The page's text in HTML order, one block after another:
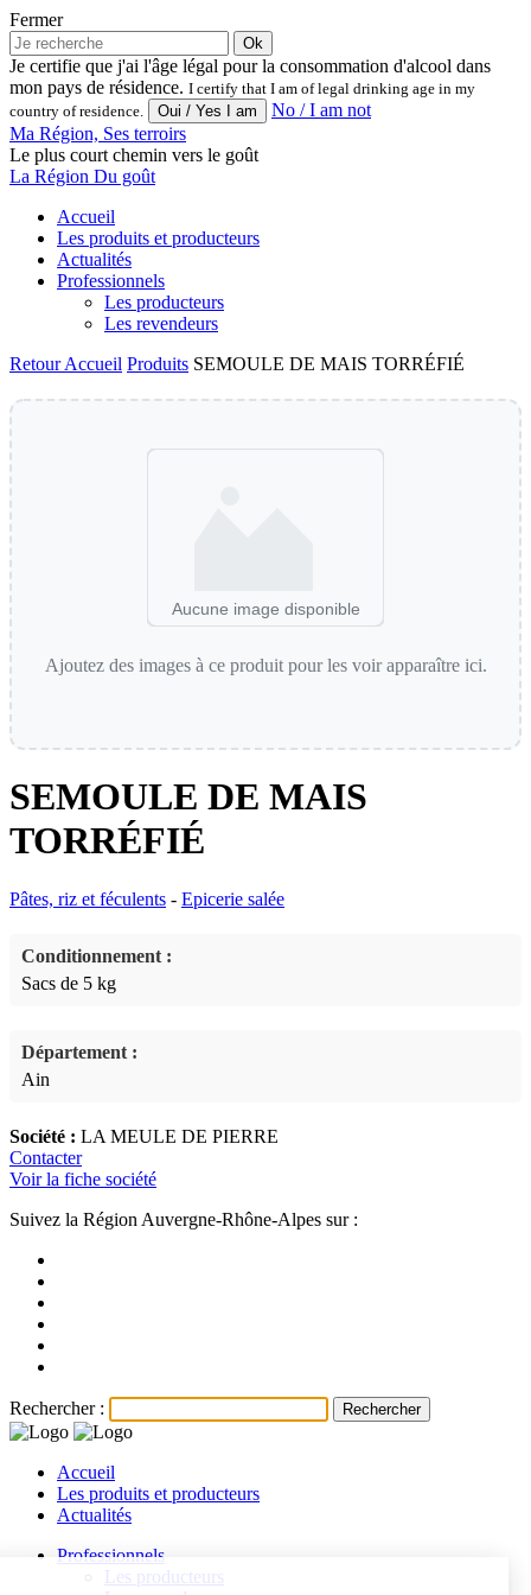
Fermer
Ok
Je certifie que j'ai l'âge légal pour la consommation d'alcool dans
mon pays de résidence. I certify that I am of legal drinking age in my
country of residence.
No / I am not
Ma Région, Ses terroirs
Le plus court chemin vers le goût
La Région Du goût
Accueil
Les produits et producteurs
Actualités
Professionnels
Les producteurs
Les revendeurs
RetourAccueil Produits SEMOULE DE MAIS TORRÉFIÉ
Aucune image disponible
Ajoutez des images à ce produit pour les voir apparaître ici.
SEMOULE DE MAIS
TORRÉFIÉ
Pâtes, riz et féculents - Epicerie salée
Conditionnement :
Sacs de 5 kg
Département :
Ain
Société : LA MEULE DE PIERRE
Contacter
Voir la fiche société
Suivez la Région Auvergne-Rhône-Alpes sur :
Rechercher :
Accueil
Les produits et producteurs
Actualités
Professionnels
Les producteurs